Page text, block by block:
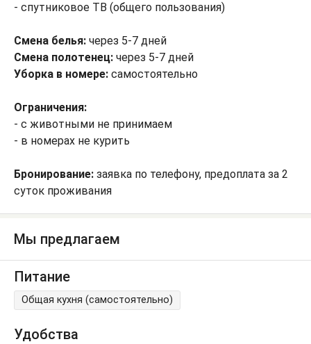
- спутниковое ТВ (общего пользования)
Смена белья: через 5-7 дней
Смена полотенец: через 5-7 дней
Уборка в номере: самостоятельно
Ограничения:
- с животными не принимаем
- в номерах не курить
Бронирование: заявка по телефону, предоплата за 2
суток проживания
Мы предлагаем
Питание
Общая кухня (самостоятельно)
Удобства